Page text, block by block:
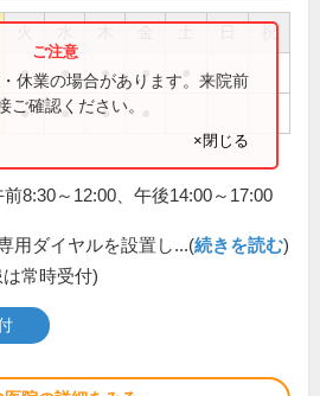
祝
● ● ● ●
● ● ●
休業の場合があります。来院前
ご確認ください。
×閉じる
8:30～12:00、午後14:00～17:00
用ダイヤルを設置し...(続きを読む)
常時受付)